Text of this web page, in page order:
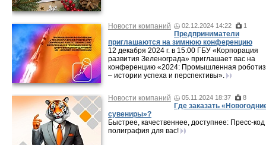
Новости компаний 02.12.2024 14:22 1
Предприниматели
приглашаются на зимнюю конференцию
12 декабря 2024 г. в 15:00 ГБУ «Корпорация
развития Зеленограда» приглашает вас на
конференцию «2024: Промышленная
– истории успеха и перспективы».
Новости компаний 05.11.2024 18:37 8
Где заказать
сувениры»?
Быстрее, качественнее, доступнее: Пресс-
полиграфия для вас!